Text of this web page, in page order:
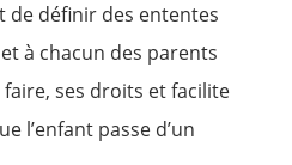
de définir des ententes
à chacun des parents
faire, ses droits et facilite
l’enfant passe d’un